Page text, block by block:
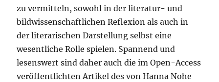
zu vermitteln, sowohl in der literatur- und
bildwissenschaftlichen Reflexion als auch in
der literarischen Darstellung selbst eine
wesentliche Rolle spielen. Spannend und
lesenswert sind daher auch die im Open-Access
veröffentlichten Artikel des von Hanna Nohe